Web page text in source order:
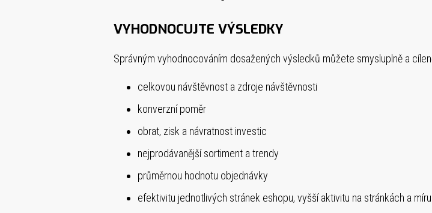
VYHODNOCUJTE VÝSLEDKY
Správným vyhodnocováním dosažených výsledků můžete smysluplně a
celkovou návštěvnost a zdroje návštěvnosti
konverzní poměr
obrat, zisk a návratnost investic
nejprodávanější sortiment a trendy
průměrnou hodnotu objednávky
efektivitu jednotlivých stránek eshopu, vyšší aktivitu na stránkách a